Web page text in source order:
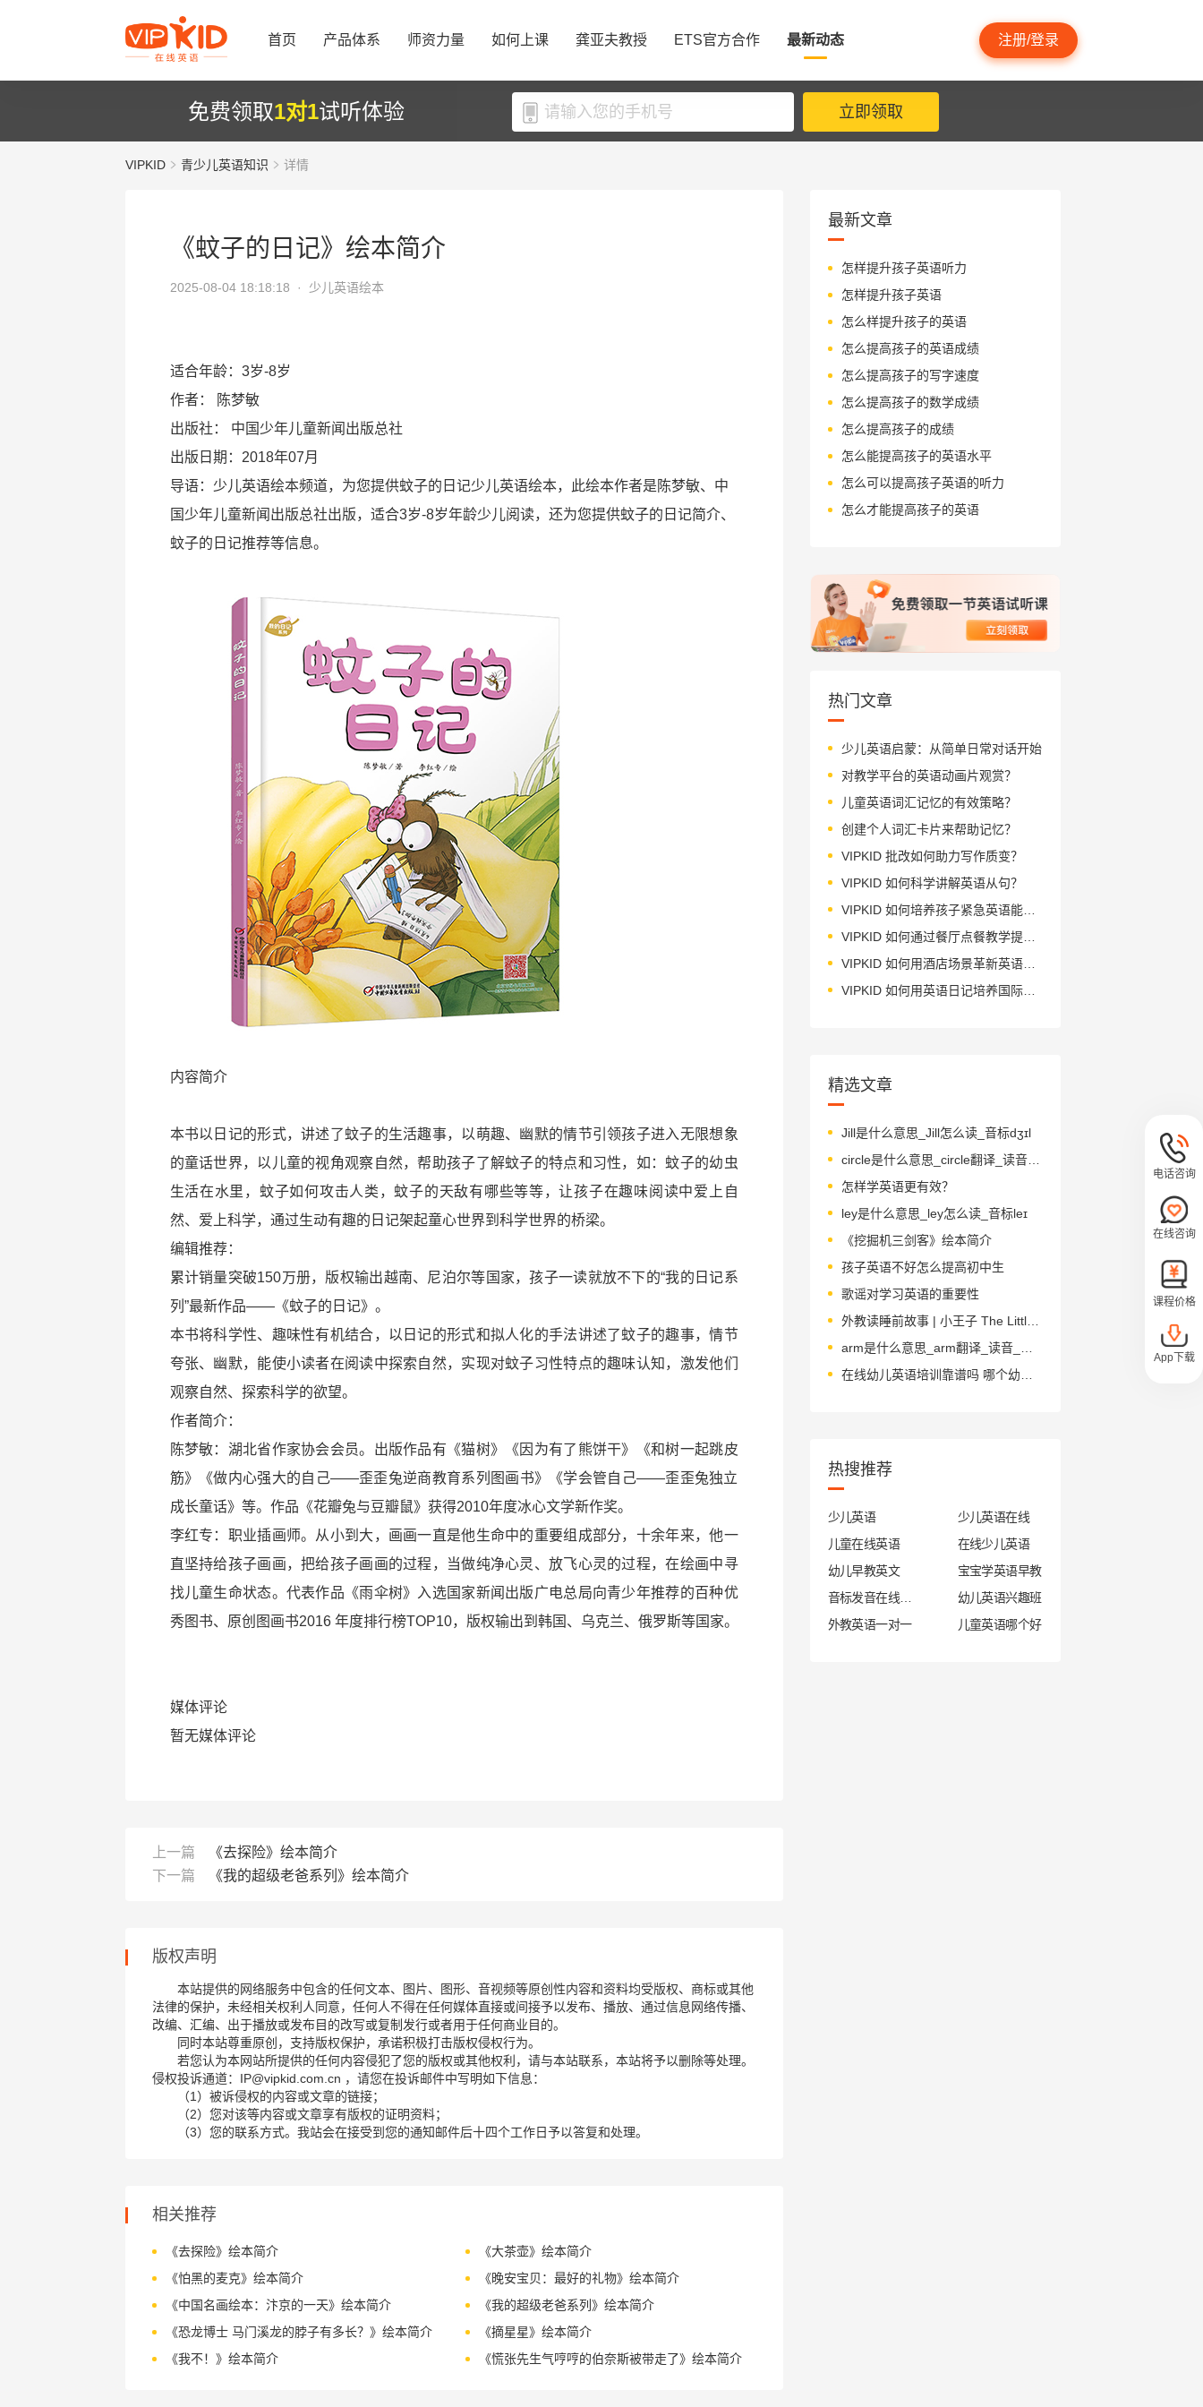
首页 产品体系 师资力量 如何上课 龚亚夫教授 ETS官方合作 最新动态 注册/登录
免费领取1对1试听体验 立即领取
VIPKID 青少儿英语知识 详情
《蚊子的日记》绘本简介
2025-08-04 18:18:18 · 少儿英语绘本
适合年龄：3岁-8岁
作者：
陈梦敏
出版社：
中国少年儿童新闻出版总社
出版日期：2018年07月
导语：少儿英语绘本频道，为您提供蚊子的日记少儿英语绘本，此绘本作者是陈梦敏、中
国少年儿童新闻出版总社出版，适合3岁-8岁年龄少儿阅读，还为您提供蚊子的日记简介、
蚊子的日记推荐等信息。
内容简介
本书以日记的形式，讲述了蚊子的生活趣事，以萌趣、幽默的情节引领孩子进入无限想象
的童话世界，以儿童的视角观察自然，帮助孩子了解蚊子的特点和习性，如：蚊子的幼虫
生活在水里，蚊子如何攻击人类，蚊子的天敌有哪些等等，让孩子在趣味阅读中爱上自
然、爱上科学，通过生动有趣的日记架起童心世界到科学世界的桥梁。
编辑推荐：
累计销量突破150万册，版权输出越南、尼泊尔等国家，孩子一读就放不下的“我的日记系
列”最新作品——《蚊子的日记》。
本书将科学性、趣味性有机结合，以日记的形式和拟人化的手法讲述了蚊子的趣事，情节
夸张、幽默，能使小读者在阅读中探索自然，实现对蚊子习性特点的趣味认知，激发他们
观察自然、探索科学的欲望。
作者简介：
陈梦敏：湖北省作家协会会员。出版作品有《猫树》《因为有了熊饼干》《和树一起跳皮
筋》《做内心强大的自己——歪歪兔逆商教育系列图画书》《学会管自己——歪歪兔独立
成长童话》等。作品《花瓣兔与豆瓣鼠》获得2010年度冰心文学新作奖。
李红专：职业插画师。从小到大，画画一直是他生命中的重要组成部分，十余年来，他一
直坚持给孩子画画，把给孩子画画的过程，当做纯净心灵、放飞心灵的过程，在绘画中寻
找儿童生命状态。代表作品《雨伞树》入选国家新闻出版广电总局向青少年推荐的百种优
秀图书、原创图画书2016 年度排行榜TOP10，版权输出到韩国、乌克兰、俄罗斯等国家。
媒体评论
暂无媒体评论
上一篇
《去探险》绘本简介
下一篇
《我的超级老爸系列》绘本简介
版权声明
本站提供的网络服务中包含的任何文本、图片、图形、音视频等原创性内容和资料均受版权、商标或其他
法律的保护，未经相关权利人同意，任何人不得在任何媒体直接或间接予以发布、播放、通过信息网络传播、
改编、汇编、出于播放或发布目的改写或复制发行或者用于任何商业目的。
同时本站尊重原创，支持版权保护，承诺积极打击版权侵权行为。
若您认为本网站所提供的任何内容侵犯了您的版权或其他权利，请与本站联系，本站将予以删除等处理。
侵权投诉通道：IP@vipkid.com.cn ，请您在投诉邮件中写明如下信息：
（1）被诉侵权的内容或文章的链接；
（2）您对该等内容或文章享有版权的证明资料；
（3）您的联系方式。我站会在接受到您的通知邮件后十四个工作日予以答复和处理。
相关推荐
《去探险》绘本简介
《大茶壶》绘本简介
《怕黑的麦克》绘本简介
《晚安宝贝：最好的礼物》绘本简介
《中国名画绘本：汴京的一天》绘本简介
《我的超级老爸系列》绘本简介
《恐龙博士 马门溪龙的脖子有多长？》绘本简介
《摘星星》绘本简介
《我不！》绘本简介
《慌张先生气哼哼的伯奈斯被带走了》绘本简介
最新文章
怎样提升孩子英语听力
怎样提升孩子英语
怎么样提升孩子的英语
怎么提高孩子的英语成绩
怎么提高孩子的写字速度
怎么提高孩子的数学成绩
怎么提高孩子的成绩
怎么能提高孩子的英语水平
怎么可以提高孩子英语的听力
怎么才能提高孩子的英语
热门文章
少儿英语启蒙：从简单日常对话开始
对教学平台的英语动画片观赏？
儿童英语词汇记忆的有效策略？
创建个人词汇卡片来帮助记忆？
VIPKID 批改如何助力写作质变？
VIPKID 如何科学讲解英语从句？
VIPKID 如何培养孩子紧急英语能力？
VIPKID 如何通过餐厅点餐教学提升少儿英语应用能力？
VIPKID 如何用酒店场景革新英语教学？
VIPKID 如何用英语日记培养国际化人才？
精选文章
Jill是什么意思_Jill怎么读_音标dʒɪl
circle是什么意思_circle翻译_读音_用法_翻译
怎样学英语更有效？
ley是什么意思_ley怎么读_音标leɪ
《挖掘机三剑客》绘本简介
孩子英语不好怎么提高初中生
歌谣对学习英语的重要性
外教读睡前故事 | 小王子 The Little Prince 第27章（大结局）
热搜推荐
少儿英语
少儿英语在线
儿童在线英语
在线少儿英语
幼儿早教英文
宝宝学英语早教
幼儿英语兴趣班
外教英语一对一
儿童英语哪个好
电话咨询
在线咨询
课程价格
App下载